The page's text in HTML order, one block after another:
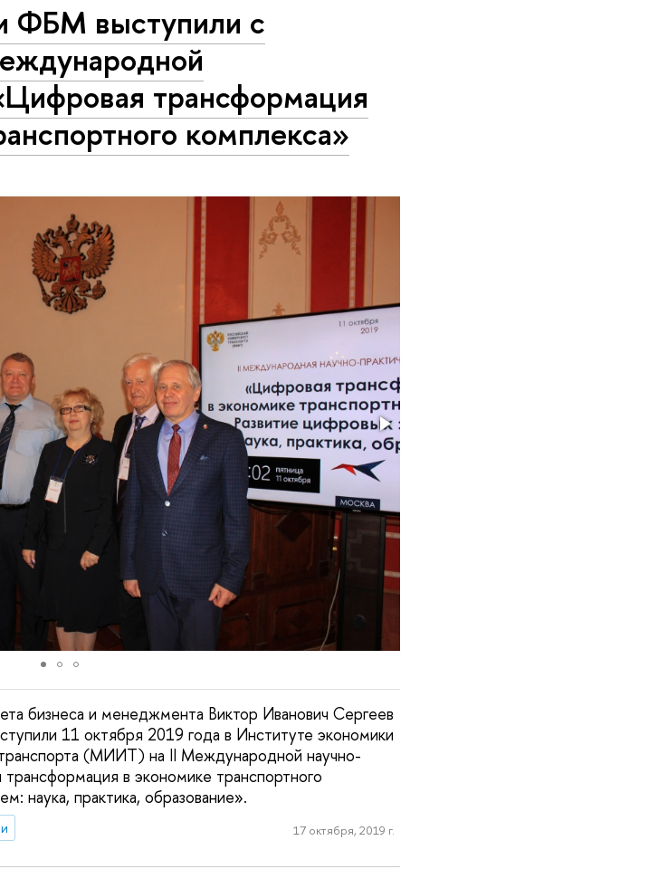
ФБМ выступили с
трансформация
комплекса»
бизнеса и менеджмента Виктор Иванович Сергеев
11 октября 2019 года в Институте экономики
транспорта (МИИТ) на II Международной научно-
в экономике транспортного
наука, практика, образование».
17 октября, 2019 г.